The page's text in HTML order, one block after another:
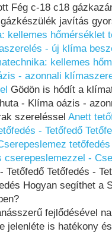
Fég c-18 c18
javítás
kellemes hőmérséklet
- új klíma
kellemes
- azonnali
Gödön is hódít a
- Klíma oázis -
szereléssel Anett
- Tetőfedő
tetőfedés
cserepeslemezzel -
Tetőfedő Tetőfedés -
Hogyan segíthet a
fejlődésével
jelenléte is hatékony